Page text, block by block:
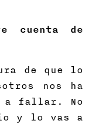
cuenta de
de que lo
nos ha
a fallar. No
y lo vas a